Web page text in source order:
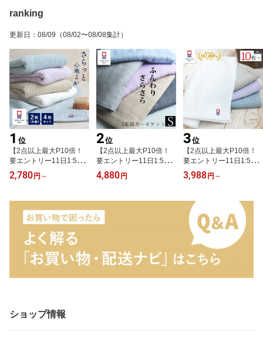
0 綿100％ 日本製 薄手 吸
水 速乾 部屋干し 手拭き
オル 小さめ 短め タオル
掛け 花柄 おしゃれ ギフ
ト
らし かわいい 女の子 し
ろくま ぺんぎん とんか
つ ねこ
い 持ち運び ジム 運動 部
活
ranking
更新日 ： 08/09 （08/02〜08/08集計）
1 位
【2点以上最大P10倍！
要エントリー11日1:59
迄】バスタオル 今治タオ
ル 2枚 4枚 薄手 速乾 ホ
0cm 62×120cm 圧縮 乾
きやすい まとめ買い 白
バスタオル 日本製 さっ
ぱりバスタオル 吸水 今
治タオルブランド 安心 of
uroバスタオル towe
2,780 円 ～
2位
【2点以上最大P10倍！
要エントリー11日1:59
迄】ガーゼケット 今治
シングル 日本製 5重ガー
薄手 綿100% お洒落 子
供 ガーゼ 無地 シャンブ
レー 夏 寝具 140×190 お
春 夏 秋 冬 今
4,880 円
3位
【2点以上最大P10倍！
要エントリー11日1:59
迄】今治タオル フェイス
タオル 10枚セット まと
治 ブランド 綿100% 日
本製 安心 キッチン ギフ
ト 出産祝い 結婚祝い 内
祝い 引っ越し 挨拶 退職
タオル anzen 無地 シン
プル かわいい タオルセ
ット
3,988 円 ～
ショップ情報